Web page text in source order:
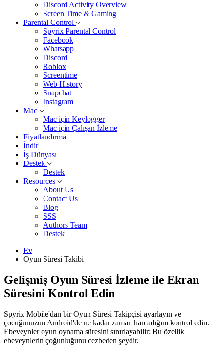
Discord Activity Overview
Screen Time & Gaming
Parental Control
Spyrix Parental Control
Facebook
Whatsapp
Discord
Roblox
Screentime
Web History
Snapchat
Instagram
Mac
Mac için Keylogger
Mac için Çalışan İzleme
Fiyatlandırma
İndir
İş Dünyası
Destek
Destek
Resources
About Us
Contact Us
Blog
SSS
Authors Team
Destek
Ev
Oyun Süresi Takibi
Gelişmiş Oyun Süresi İzleme ile Ekran
Süresini Kontrol Edin
Spyrix Mobile'dan bir Oyun Süresi Takipçisi ayarlayın ve
çocuğunuzun Android'de ne kadar zaman harcadığını kontrol edin.
Ebeveynler oyun oynama süresini sınırlayabilir; Bu özellik
ebeveynlerin çoğunluğunu cezbeden şeydir.